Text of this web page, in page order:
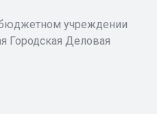
бюджетном учреждении
Городская Деловая